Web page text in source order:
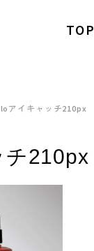
TOP
アイキャッチ210px
210px